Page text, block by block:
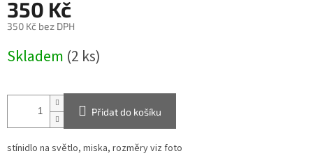
350 Kč
350 Kč bez DPH
cena:
Skladem (2 ks)
Přidat do košíku
stínidlo na světlo, miska, rozměry viz foto